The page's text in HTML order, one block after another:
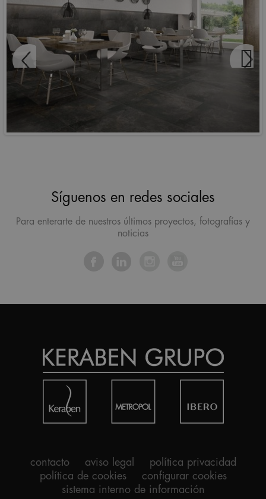
Síguenos en redes sociales
Para enterarte de nuestros últimos proyectos, fotografías y
noticias
contacto aviso legal
política privacidad
política de cookies
configurar cookies
sistema interno de información